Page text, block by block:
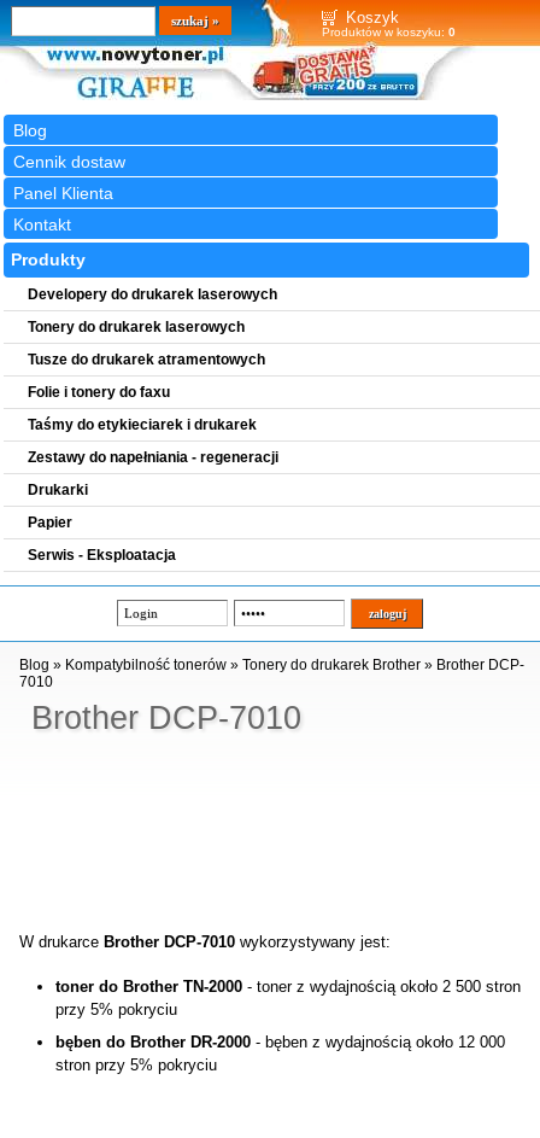
Koszyk
Produktów w koszyku: 0
Blog
Cennik dostaw
Panel Klienta
Kontakt
Wyszukiwarka
szukaj
Produkty
Developery do drukarek laserowych
Tonery do drukarek laserowych
Tusze do drukarek atramentowych
Folie i tonery do faxu
Taśmy do etykieciarek i drukarek
Zestawy do napełniania - regeneracji
Drukarki
Papier
Serwis - Eksploatacja
Brother DCP-7010
Blog » Kompatybilność tonerów »Tonery do drukarek Brother » Brother DCP-
7010
W drukarce Brother DCP-7010wykorzystywany jest:
toner do Brother TN-2000 - toner z wydajnością około 2 500 stron
przy 5% pokryciu
bęben do Brother DR-2000 - bęben z wydajnością około 12 000
stron przy 5% pokryciu